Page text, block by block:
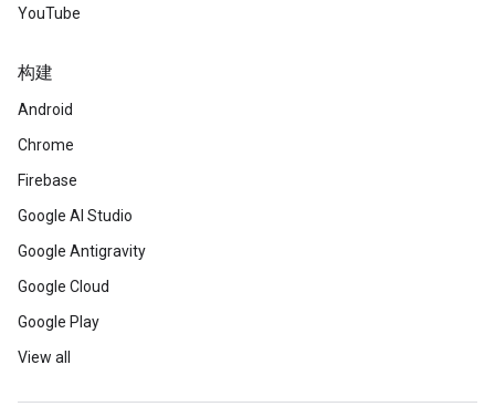
YouTube
构建
Android
Chrome
Firebase
Google AI Studio
Google Antigravity
Google Cloud
Google Play
View all